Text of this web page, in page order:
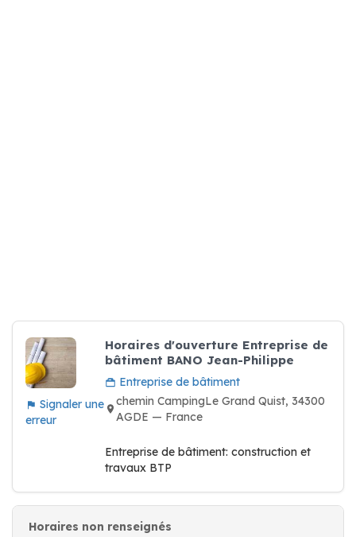
Signaler une
erreur
Horaires d'ouverture Entreprise de
bâtiment BANO Jean-Philippe
Entreprise de bâtiment
chemin CampingLe Grand Quist, 34300
AGDE — France
Entreprise de bâtiment: construction et
travaux BTP
Horaires non renseignés